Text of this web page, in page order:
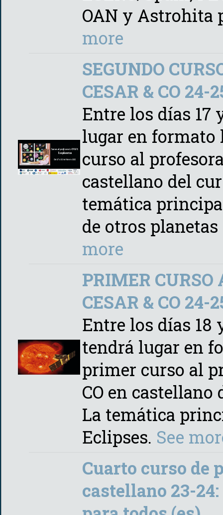
OAN y Astrohita
more
SEGUNDO
CESAR & CO 24-
Entre los días 17
lugar en formato
curso al
castellano del
temática
de otros
more
PRIMER CURSO
CESAR & CO 24-
Entre los días 18
tendrá lugar en
primer curso al
CO en castellano
La temática
Eclipses. See
Cuarto curso de
castellano 23-